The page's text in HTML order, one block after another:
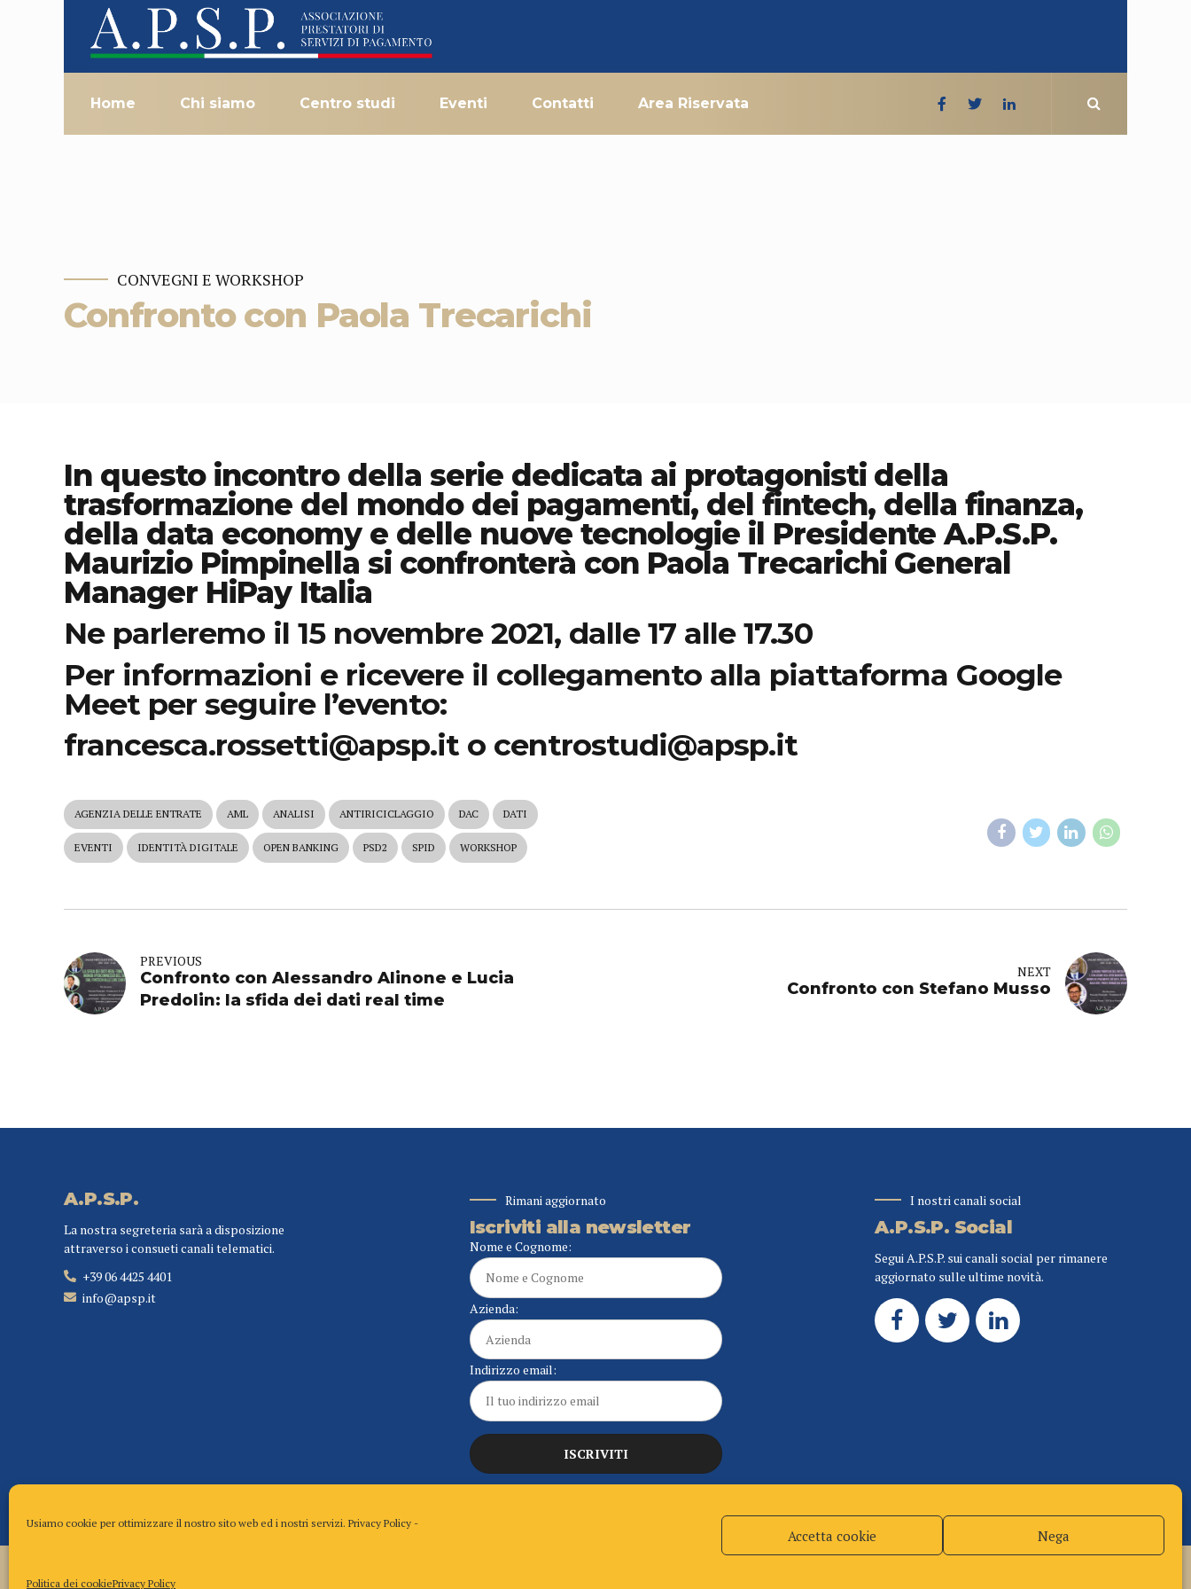
Usiamo cookie per ottimizzare il nostro sito web ed i nostri servizi. Privacy Policy -
Accetta cookie Nega
Politica dei cookiePrivacy Policy
Home Chi siamo Centro studi Eventi Contatti Area Riservata
CONVEGNI E WORKSHOP
Confronto con Paola Trecarichi
In questo incontro della serie dedicata ai protagonisti della
trasformazione del mondo dei pagamenti, del fintech, della finanza,
della data economy e delle nuove tecnologie il Presidente A.P.S.P.
Maurizio Pimpinella si confronterà con Paola Trecarichi General
Manager HiPay Italia
Ne parleremo il 15 novembre 2021, dalle 17 alle 17.30
Per informazioni e ricevere il collegamento alla piattaforma Google
Meet per seguire l’evento:
francesca.rossetti@apsp.it o centrostudi@apsp.it
AGENZIA DELLE ENTRATE AML ANALISI ANTIRICICLAGGIO DAC DATI
EVENTI IDENTITÀ DIGITALE OPEN BANKING PSD2 SPID WORKSHOP
PREVIOUS
Confronto con Alessandro Alinone e Lucia
Predolin: la sfida dei dati real time
NEXT
Confronto con Stefano Musso
A.P.S.P.
La nostra segreteria sarà a disposizione
attraverso i consueti canali telematici.
+39 06 4425 4401
info@apsp.it
Rimani aggiornato
Iscriviti alla newsletter
Nome e Cognome:
Azienda:
Indirizzo email:
I nostri canali social
A.P.S.P. Social
Segui A.P.S.P. sui canali social per rimanere
aggiornato sulle ultime novità.
Copyright A.P.S.P. – Tutti i diritti riservati